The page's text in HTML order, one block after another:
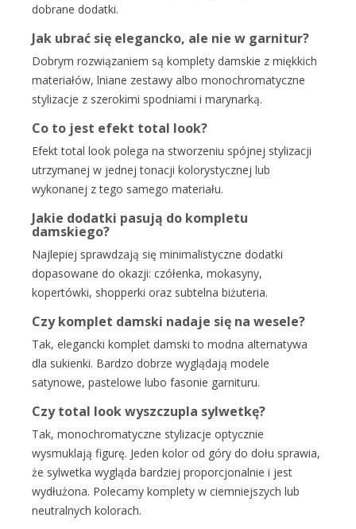
dobrane dodatki.
Jak ubrać się elegancko, ale nie w garnitur?
Dobrym rozwiązaniem są komplety damskie z miękkich
materiałów, lniane zestawy albo monochromatyczne
stylizacje z szerokimi spodniami i marynarką.
Co to jest efekt total look?
Efekt total look polega na stworzeniu spójnej stylizacji
utrzymanej w jednej tonacji kolorystycznej lub
wykonanej z tego samego materiału.
Jakie dodatki pasują do kompletu
damskiego?
Najlepiej sprawdzają się minimalistyczne dodatki
dopasowane do okazji: czółenka, mokasyny,
kopertówki, shopperki oraz subtelna biżuteria.
Czy komplet damski nadaje się na wesele?
Tak, elegancki komplet damski to modna alternatywa
dla sukienki. Bardzo dobrze wyglądają modele
satynowe, pastelowe lubo fasonie garnituru.
Czy total look wyszczupla sylwetkę?
Tak, monochromatyczne stylizacje optycznie
wysmuklają figurę. Jeden kolor od góry do dołu sprawia,
że sylwetka wygląda bardziej proporcjonalnie i jest
wydłużona. Polecamy komplety w ciemniejszych lub
neutralnych kolorach.